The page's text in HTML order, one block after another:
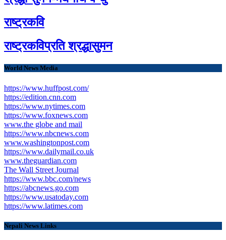
राष्ट्रकवि
राष्ट्रकविप्रति श्रद्धासुमन
World News Media
https://www.huffpost.com/
https://edition.cnn.com
https://www.nytimes.com
https://www.foxnews.com
www.the globe and mail
https://www.nbcnews.com
www.washingtonpost.com
https://www.dailymail.co.uk
www.theguardian.com
The Wall Street Journal
https://www.bbc.com/news
https://abcnews.go.com
https://www.usatoday.com
https://www.latimes.com
Nepali News Links